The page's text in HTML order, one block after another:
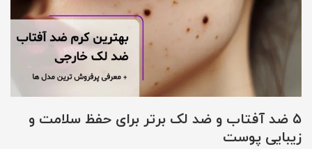
۵ ضد آفتاب و ضد لک برتر برای حفظ سلامت و
زیبایی پوست